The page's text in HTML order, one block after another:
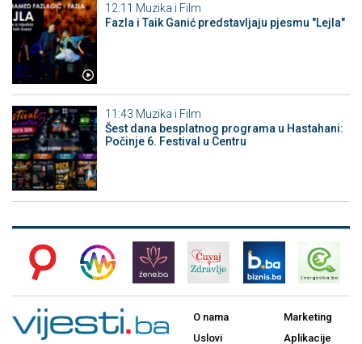
12:11 Muzika i Film
Fazla i Taik Ganić predstavljaju pjesmu "Lejla"
11:43 Muzika i Film
Šest dana besplatnog programa u Hastahani:
Počinje 6. Festival u Centru
O nama
Uslovi
Marketing
Aplikacije